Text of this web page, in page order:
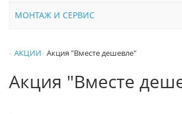
МОНТАЖ И СЕРВИС
АКЦИИ Акция "Вместе дешевле"
Акция "Вместе